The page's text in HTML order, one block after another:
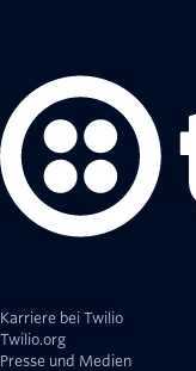
Karriere bei Twilio
Twilio.org
Presse und Medien